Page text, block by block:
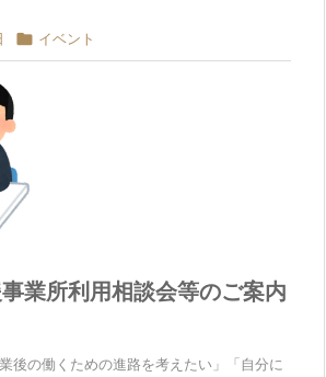
 イベント
業所利用相談会等のご案内
後の働くための進路を考えたい」「自分に